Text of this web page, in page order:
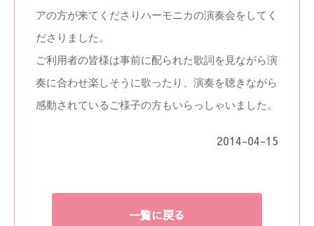
アの方が来てくださりハーモニカの演奏会をしてく
ださりました。
ご利用者の皆様は事前に配られた歌詞を見ながら演
奏に合わせ楽しそうに歌ったり、演奏を聴きながら
感動されているご様子の方もいらっしゃいました。
2014-04-15
一覧に戻る